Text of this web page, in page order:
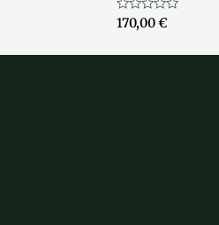
Valorado
con
de
170,00€